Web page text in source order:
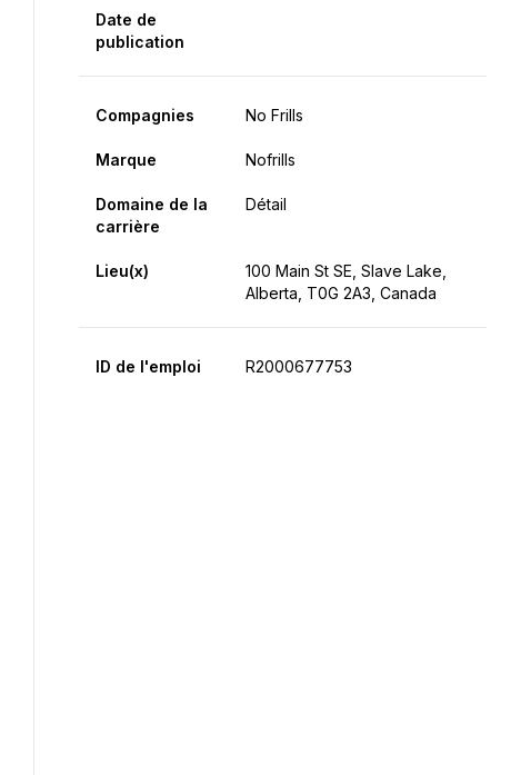
Date de
publication
Compagnies No Frills
Marque Nofrills
Domaine de la
carrière
Détail
Lieu(x)
100 Main St SE, Slave Lake,
Alberta, T0G 2A3, Canada
ID de l'emploi R2000677753